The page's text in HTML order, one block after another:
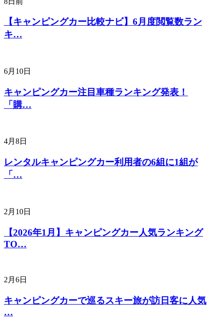
【キャンピングカー比較ナビ】6月度閲覧数ラン
キ…
6月10日
キャンピングカー注目車種ランキング発表！
「購…
4月8日
レンタルキャンピングカー利用者の6組に1組が
「…
2月10日
【2026年1月】キャンピングカー人気ランキング
TO…
2月6日
キャンピングカーで巡るスキー旅が訪日客に人気
…